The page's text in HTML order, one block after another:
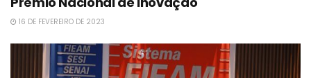
16 DE FEVEREIRO DE 2023